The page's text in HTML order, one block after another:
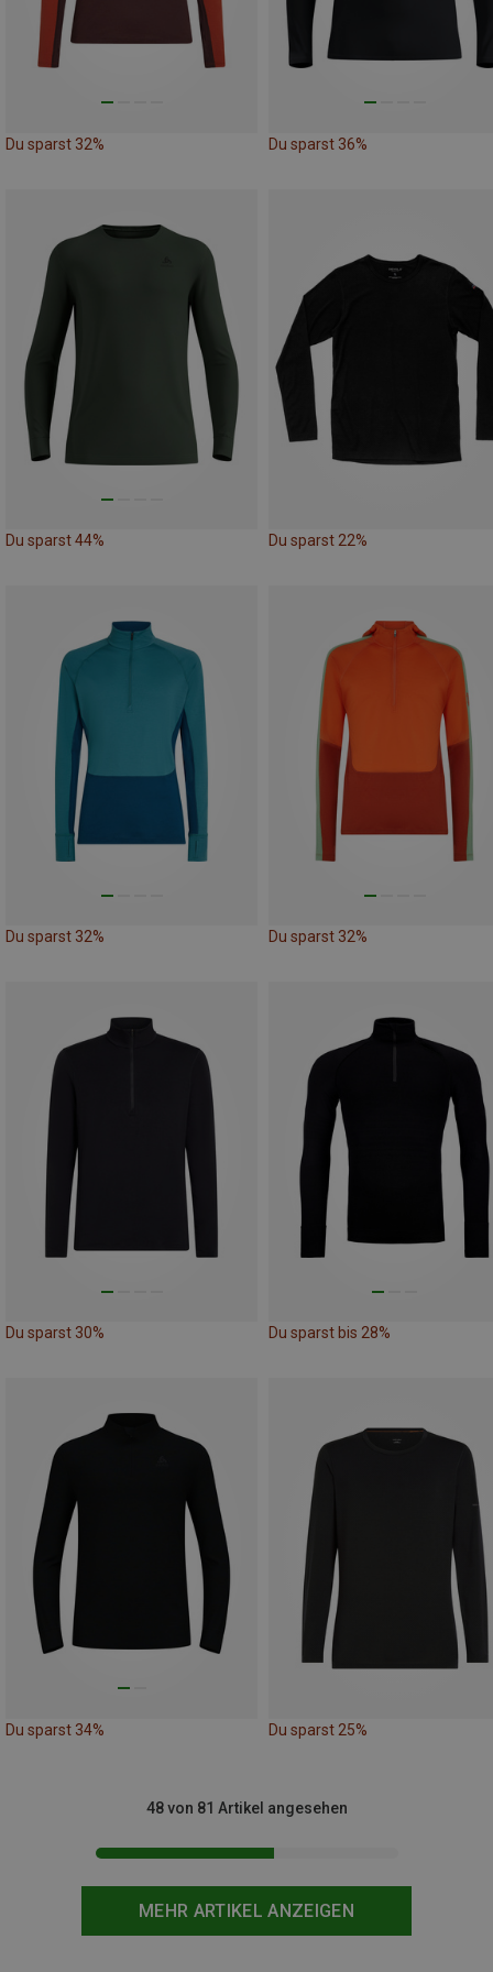
Du sparst 32% Du sparst 36%
Du sparst 44% Du sparst 22%
Du sparst 32% Du sparst 32%
Du sparst 30% Du sparst bis 28%
Du sparst 34% Du sparst 25%
MEHR ARTIKEL ANZEIGEN
48 von 81 Artikel angesehen